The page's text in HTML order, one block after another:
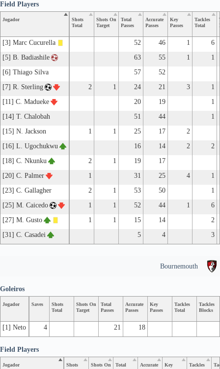
Jogador
Shots
Total
Shots On
Target
Total
Passes
Accurate
Passes
Key
Passes
Tackles
Total
[3] Marc Cucurella 52 46 1
6
[5] B. Badiashile
63 55 1
1
[6] Thiago Silva
57
52
[7] R. Sterling
2 1 24 21 3
1
[11] C. Madueke
20 19
1
[14] T. Chalobah
51 44
1
[15] N. Jackson
1 1 25 17
2
[16] L. Ugochukwu
16 14 2
2
[18] C. Nkunku
2 1 19
17
[20] C. Palmer
1 31 25 4
1
[23] C. Gallagher
2 1 53 50
1
[25] M. Caicedo
1 1 52 44 1
6
[27] M. Gusto
1 1 15 14
2
[31] C. Casadei
5 4 3
Field Players
Bournemouth
Jogador Saves
Shots
Total
Shots On
Target
Total
Passes
Accurate
Passes
Key
Passes
Tackles
Total
Tackles
Blocks
[1] Neto 4 21 18
Goleiros
Jogador
Shots
Shots On
Total
Accurate
Key
Tackles
Field Players